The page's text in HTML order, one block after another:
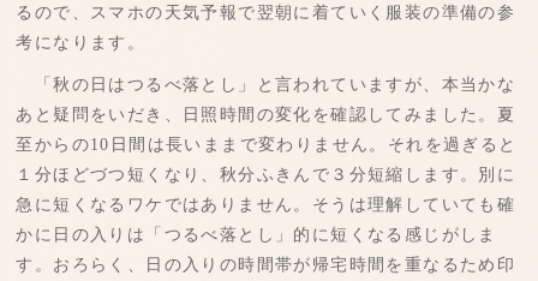
るので、スマホの天気予報で翌朝に着ていく服装の準備の参
考になります。
「秋の日はつるべ落とし」と言われていますが、本当かな
あと疑問をいだき、日照時間の変化を確認してみました。夏
至からの10日間は長いままで変わりません。それを過ぎると
１分ほどづつ短くなり、秋分ふきんで３分短縮します。別に
急に短くなるワケではありません。そうは理解していても確
かに日の入りは「つるべ落とし」的に短くなる感じがしま
す。おろらく、日の入りの時間帯が帰宅時間を重なるため印